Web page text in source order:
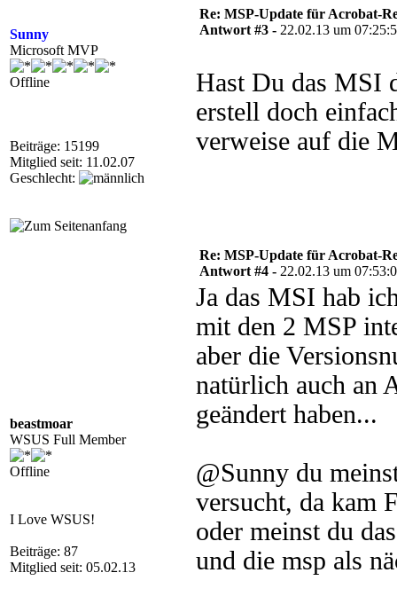
Sunny
Microsoft MVP
Offline
Beiträge: 15199
Mitglied seit: 11.02.07
Geschlecht:
Re: MSP-Update für Acrobat-
Antwort #3 - 22.02.13 um
Hast Du das MSI
erstell doch
verweise auf die
beastmoar
WSUS Full Member
Offline
I Love WSUS!
Beiträge: 87
Mitglied seit: 05.02.13
Re: MSP-Update für Acrobat-
Antwort #4 - 22.02.13 um
Ja das MSI hab
mit den 2 MSP
aber die
natürlich auch an
geändert haben...
@Sunny du
versucht, da kam
oder meinst du
und die msp als